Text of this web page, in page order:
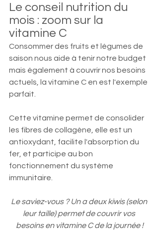
Le conseil nutrition du
mois : zoom sur la
vitamine C
Consommer des fruits et légumes de
saison nous aide à tenir notre budget
mais également à couvrir nos besoins
actuels, la vitamine C en est l'exemple
parfait.
Cette vitamine permet de consolider
les fibres de collagène, elle est un
antioxydant, facilite l'absorption du
fer, et participe au bon
fonctionnement du système
immunitaire.
Le saviez-vous ? Un a deux kiwis (selon
leur taille) permet de couvrir vos
besoins en vitamine C de la journée !